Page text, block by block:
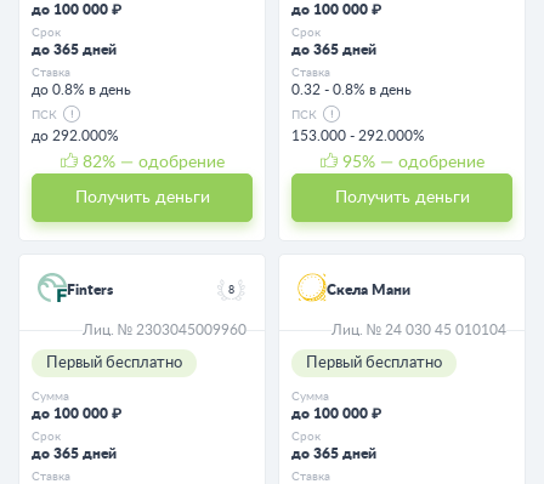
до 100 000 ₽
Срок
до 365 дней
Ставка
до 0.8% в день
ПСК
до 292.000%
82% — одобрение
Получить деньги
до 100 000 ₽
Срок
до 365 дней
Ставка
0.32 - 0.8% в день
ПСК
153.000 - 292.000%
95% — одобрение
Получить деньги
Finters 8
Лиц. № 2303045009960
Первый бесплатно
Сумма
до 100 000 ₽
Срок
до 365 дней
Ставка
Скела Мани
Лиц. № 24 030 45 010104
Первый бесплатно
Сумма
до 100 000 ₽
Срок
до 365 дней
Ставка